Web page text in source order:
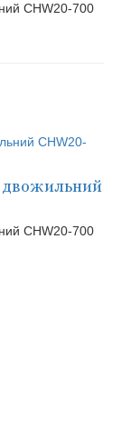
CHW20-700
двожильний
CHW20-700